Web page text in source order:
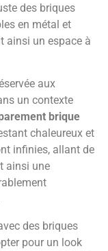
des briques
en métal et
ainsi un espace à
aux
un contexte
brique
chaleureux et
infinies, allant de
ainsi une
des briques
pour un look